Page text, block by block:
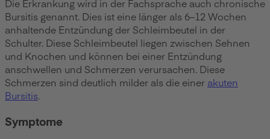
Die Erkrankung wird in der Fachsprache auch chronische
Bursitis genannt. Dies ist eine länger als 6–12 Wochen
anhaltende Entzündung der Schleimbeutel in der
Schulter. Diese Schleimbeutel liegen zwischen Sehnen
und Knochen und können bei einer Entzündung
anschwellen und Schmerzen verursachen. Diese
Schmerzen sind deutlich milder als die einer akuten
Bursitis.
Symptome